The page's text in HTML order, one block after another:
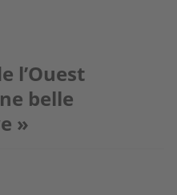
l’Ouest
belle
»